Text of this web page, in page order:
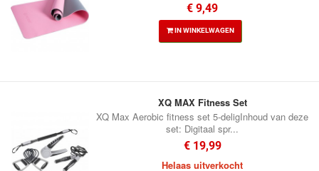
€ 9,49
IN WINKELWAGEN
XQ MAX Fitness Set
XQ Max Aerobic fitness set 5-deligInhoud van deze
set: Digitaal spr...
€ 19,99
Helaas uitverkocht